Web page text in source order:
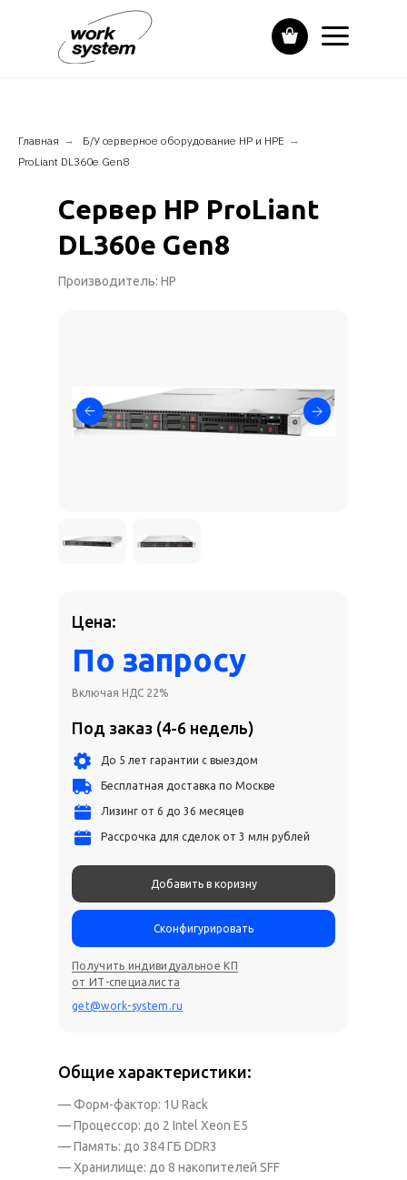
Главная → Б/У серверное оборудование HP и НPE →
ProLiant DL360e Gen8
Сервер HP ProLiant
DL360e Gen8
Производитель: HP
— Форм-фактор: 1U Rack
— Процессор: до 2 Intel Xeon E5
— Память: до 384 ГБ DDR3
— Хранилище: до 8 накопителей SFF
Общие характеристики:
Цена:
Под заказ (4-6 недель)
По запросу
Включая НДС 22%
До 5 лет гарантии с выездом
Получить индивидуальное КП
от ИТ-специалиста
get@work-system.ru
Бесплатная доставка по Москве
Лизинг от 6 до 36 месяцев
Рассрочка для сделок от 3 млн рублей
Добавить в коризну
Сконфигурировать